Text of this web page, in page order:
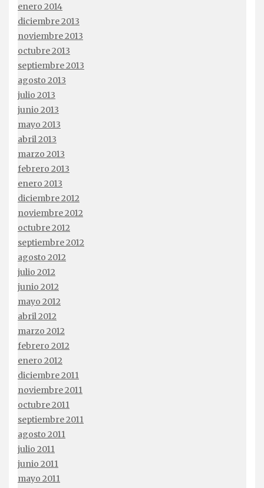
enero 2014
diciembre 2013
noviembre 2013
octubre 2013
septiembre 2013
agosto 2013
julio 2013
junio 2013
mayo 2013
abril 2013
marzo 2013
febrero 2013
enero 2013
diciembre 2012
noviembre 2012
octubre 2012
septiembre 2012
agosto 2012
julio 2012
junio 2012
mayo 2012
abril 2012
marzo 2012
febrero 2012
enero 2012
diciembre 2011
noviembre 2011
octubre 2011
septiembre 2011
agosto 2011
julio 2011
junio 2011
mayo 2011